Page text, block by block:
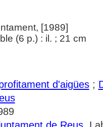
[1989]
(6 p.) : il. ; 21 cm
d'aigües;